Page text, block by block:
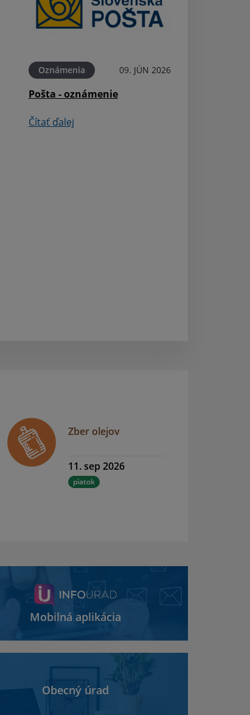
Oznámenia 09. JÚN 2026
Pošta - oznámenie
Čítať ďalej
Zber olejov
11. sep 2026
piatok
Mobilná aplikácia
Obecný úrad